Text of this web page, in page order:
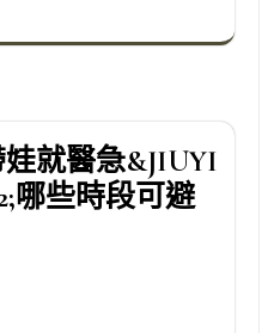
就醫急&JIUYI
哪些時段可避